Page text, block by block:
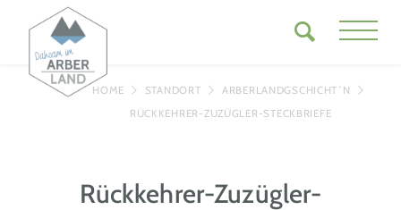
HOME STANDORT
ARBERLANDGSCHICHT´N
RÜCKKEHRER-ZUZÜGLER-STECKBRIEFE
Rückkehrer-Zuzügler-